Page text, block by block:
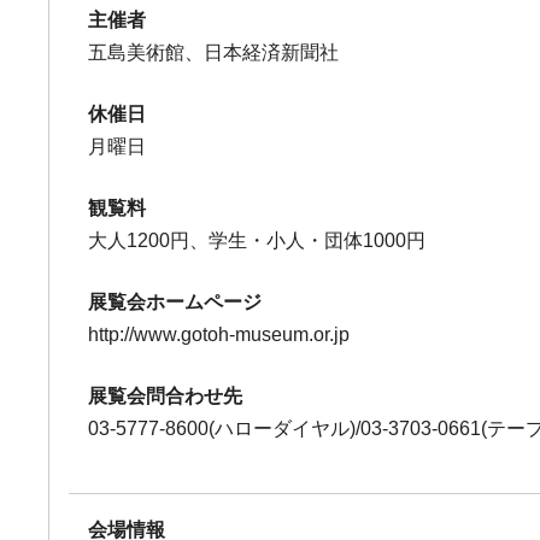
主催者
五島美術館、日本経済新聞社
休催日
月曜日
観覧料
大人1200円、学生・小人・団体1000円
展覧会ホームページ
http://www.gotoh-museum.or.jp
展覧会問合わせ先
03-5777-8600(ハローダイヤル)/03-3703-0661(テー
会場情報